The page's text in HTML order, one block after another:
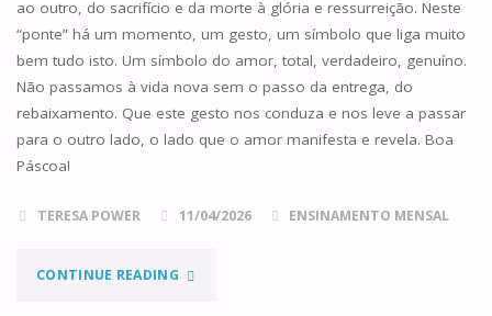
ao outro, do sacrifício e da morte à glória e ressurreição. Neste
“ponte” há um momento, um gesto, um símbolo que liga muito
bem tudo isto. Um símbolo do amor, total, verdadeiro, genuíno.
Não passamos à vida nova sem o passo da entrega, do
rebaixamento. Que este gesto nos conduza e nos leve a passar
para o outro lado, o lado que o amor manifesta e revela. Boa
Páscoa!
TERESA POWER 11/04/2026 ENSINAMENTO MENSAL
CONTINUE READING"O